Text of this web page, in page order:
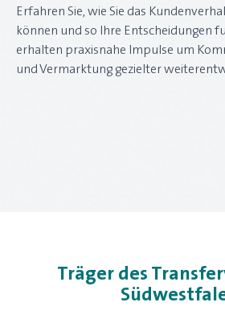
Erfahren Sie, wie Sie das
können und so Ihre Entscheidungen
erhalten praxisnahe Impulse um
und Vermarktung gezielter
Träger des